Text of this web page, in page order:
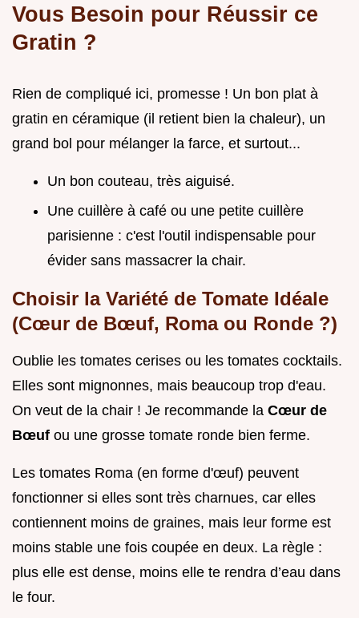
Vous Besoin pour Réussir ce
Gratin ?
Rien de compliqué ici, promesse ! Un bon plat à
gratin en céramique (il retient bien la chaleur), un
grand bol pour mélanger la farce, et surtout...
Un bon couteau, très aiguisé.
Une cuillère à café ou une petite cuillère
parisienne : c'est l'outil indispensable pour
évider sans massacrer la chair.
Choisir la Variété de Tomate Idéale
(Cœur de Bœuf, Roma ou Ronde ?)
Oublie les tomates cerises ou les tomates cocktails.
Elles sont mignonnes, mais beaucoup trop d'eau.
On veut de la chair ! Je recommande la Cœur de
Bœuf ou une grosse tomate ronde bien ferme.
Les tomates Roma (en forme d'œuf) peuvent
fonctionner si elles sont très charnues, car elles
contiennent moins de graines, mais leur forme est
moins stable une fois coupée en deux. La règle :
plus elle est dense, moins elle te rendra d’eau dans
le four.